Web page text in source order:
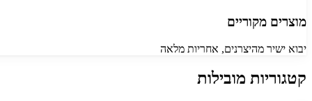
מוצרים מקוריים
יבוא ישיר מהיצרנים, אחריות מלאה
קטגוריות מובילות